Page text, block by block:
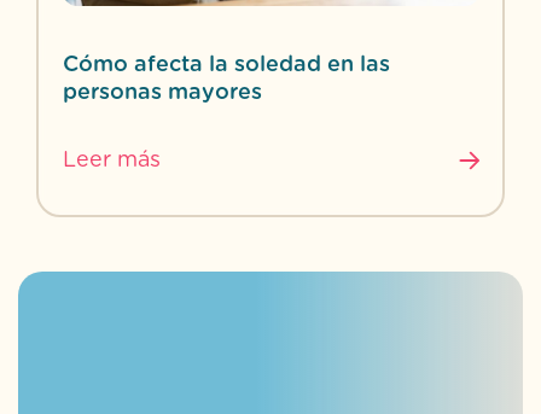
Cómo afecta la soledad en las
personas mayores
Leer más